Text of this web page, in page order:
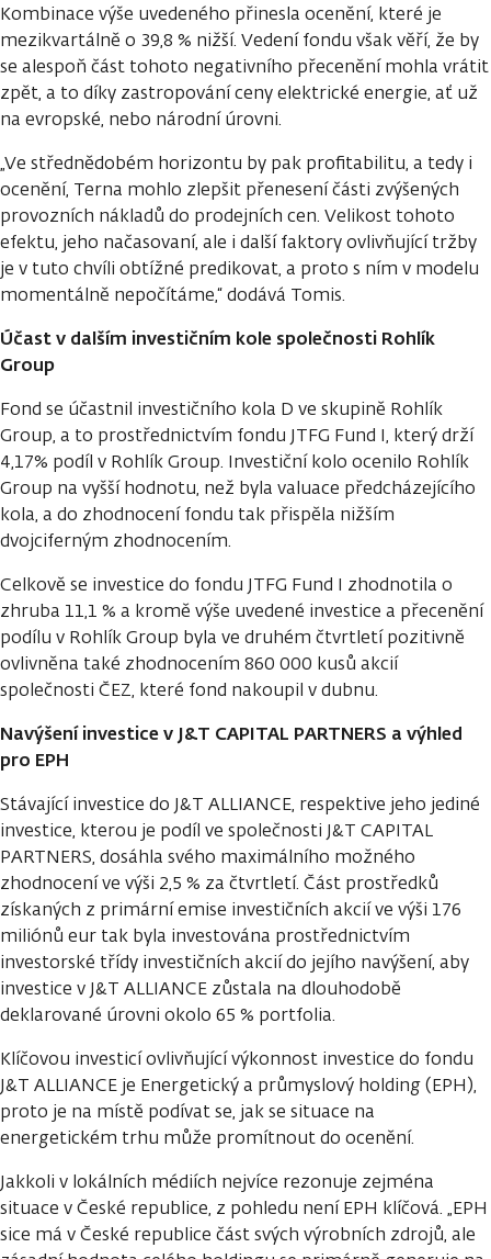
Kombinace výše uvedeného přinesla ocenění, které je
mezikvartálně o 39,8 % nižší. Vedení fondu však věří, že by
se alespoň část tohoto negativního přecenění mohla vrátit
zpět, a to díky zastropování ceny elektrické energie, ať už
na evropské, nebo národní úrovni.
„Ve střednědobém horizontu by pak profitabilitu, a tedy i
ocenění, Terna mohlo zlepšit přenesení části zvýšených
provozních nákladů do prodejních cen. Velikost tohoto
efektu, jeho načasovaní, ale i další faktory ovlivňující tržby
je v tuto chvíli obtížné predikovat, a proto s ním v modelu
momentálně nepočítáme,“ dodává Tomis.
Účast v dalším investičním kole společnosti Rohlík
Group
Fond se účastnil investičního kola D ve skupině Rohlík
Group, a to prostřednictvím fondu JTFG Fund I, který drží
4,17% podíl v Rohlík Group. Investiční kolo ocenilo Rohlík
Group na vyšší hodnotu, než byla valuace předcházejícího
kola, a do zhodnocení fondu tak přispěla nižším
dvojciferným zhodnocením.
Celkově se investice do fondu JTFG Fund I zhodnotila o
zhruba 11,1 % a kromě výše uvedené investice a přecenění
podílu v Rohlík Group byla ve druhém čtvrtletí pozitivně
ovlivněna také zhodnocením 860 000 kusů akcií
společnosti ČEZ, které fond nakoupil v dubnu.
Navýšení investice v J&T CAPITAL PARTNERS a výhled
pro EPH
Stávající investice do J&T ALLIANCE, respektive jeho jediné
investice, kterou je podíl ve společnosti J&T CAPITAL
PARTNERS, dosáhla svého maximálního možného
zhodnocení ve výši 2,5 % za čtvrtletí. Část prostředků
získaných z primární emise investičních akcií ve výši 176
miliónů eur tak byla investována prostřednictvím
investorské třídy investičních akcií do jejího navýšení, aby
investice v J&T ALLIANCE zůstala na dlouhodobě
deklarované úrovni okolo 65 % portfolia.
Klíčovou investicí ovlivňující výkonnost investice do fondu
J&T ALLIANCE je Energetický a průmyslový holding (EPH),
proto je na místě podívat se, jak se situace na
energetickém trhu může promítnout do ocenění.
Jakkoli v lokálních médiích nejvíce rezonuje zejména
situace v České republice, z pohledu není EPH klíčová. „EPH
sice má v České republice část svých výrobních zdrojů, ale